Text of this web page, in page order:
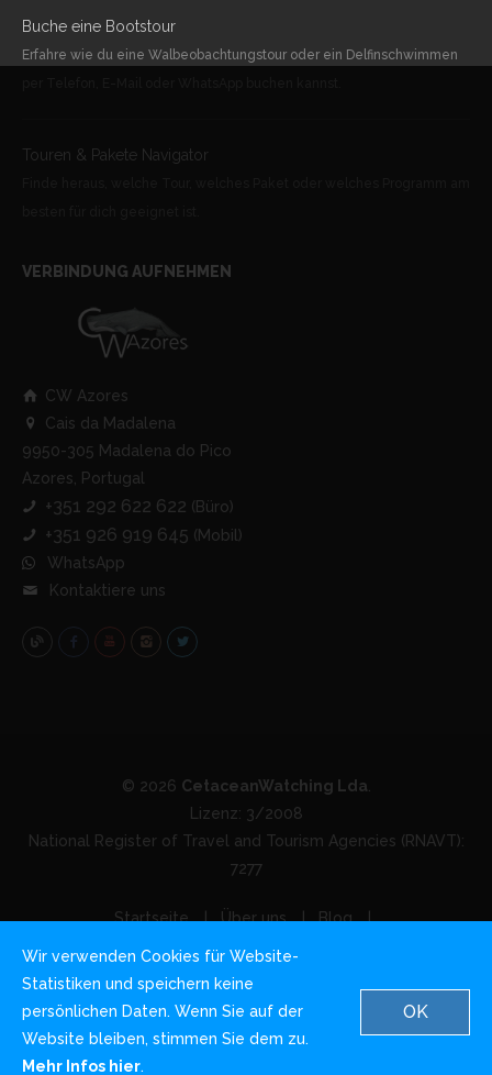
Buche eine Bootstour
Erfahre wie du eine Walbeobachtungstour oder ein Delfinschwimmen
Touren & Pakete Navigator
VERBINDUNG AUFNEHMEN
CW Azores
Cais da Madalena
9950-305 Madalena do Pico
Azores, Portugal
+351 292 622 622 (Büro)
+351 926 919 645 (Mobil)
WhatsApp
Kontaktiere uns
© 2026 CetaceanWatching Lda
Lizenz: 3/2008
National Register of Travel and Tourism Agencies (RNAVT):
7277
Startseite Über uns
Blog
English German
Wir verwenden Cookies für Website-
Statistiken und speichern keine
persönlichen Daten. Wenn Sie auf der
Website bleiben, stimmen Sie dem zu.
Mehr Infos hier.
OK